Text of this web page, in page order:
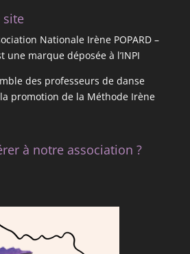
site
Nationale Irène POPARD –
une marque déposée à l’INPI
des professeurs de danse
promotion de la Méthode Irène
à notre association ?